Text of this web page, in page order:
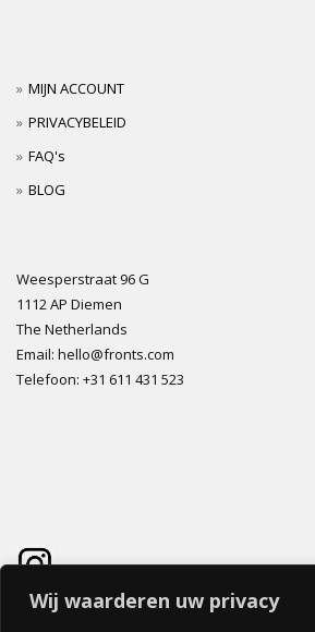
Wij waarderen uw privacy
MIJN ACCOUNT
PRIVACYBELEID
FAQ's
BLOG
Weesperstraat 96 G
1112 AP Diemen
The Netherlands
Email: hello@fronts.com
Telefoon: +31 611 431 523